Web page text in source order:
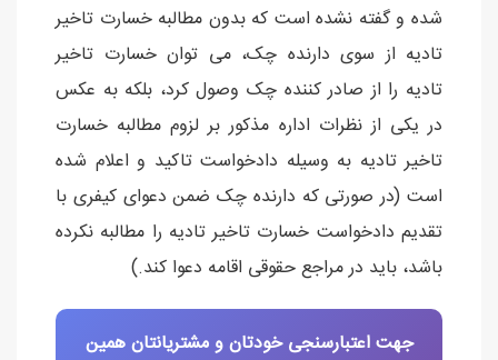
شده و گفته نشده است که بدون مطالبه خسارت تاخیر
تادیه از سوی دارنده چک، می توان خسارت تاخیر
تادیه را از صادر کننده چک وصول کرد، بلکه به عکس
در یکی از نظرات اداره مذکور بر لزوم مطالبه خسارت
تاخیر تادیه به وسیله دادخواست تاکید و اعلام شده
است (در صورتی که دارنده چک ضمن دعوای کیفری با
تقدیم دادخواست خسارت تاخیر تادیه را مطالبه نکرده
باشد، باید در مراجع حقوقی اقامه دعوا کند.)
جهت اعتبارسنجی خودتان و مشتریانتان همین